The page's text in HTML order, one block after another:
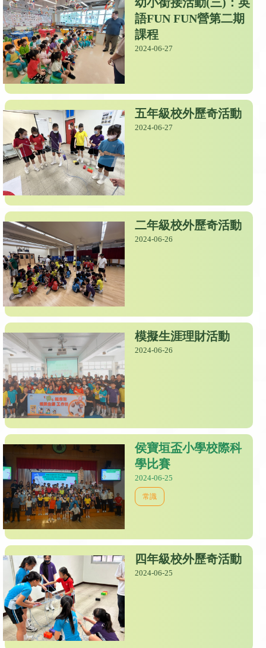
語FUN FUN營第二期
課程
2024-06-27
五年級校外歷奇活動
2024-06-27
二年級校外歷奇活動
2024-06-26
模擬生涯理財活動
2024-06-26
侯寶垣盃小學校際科
學比賽
2024-06-25
常識
四年級校外歷奇活動
2024-06-25